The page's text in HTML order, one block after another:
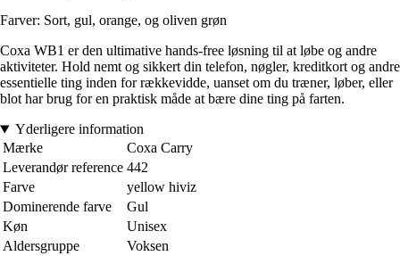
Farver: Sort, gul, orange, og oliven grøn
Coxa WB1 er den ultimative hands-free løsning til at løbe og andre
aktiviteter. Hold nemt og sikkert din telefon, nøgler, kreditkort og andre
essentielle ting inden for rækkevidde, uanset om du træner, løber, eller
blot har brug for en praktisk måde at bære dine ting på farten.
Yderligere information
Mærke
Coxa Carry
Leverandør reference 442
Farve
yellow hiviz
Dominerende farve
Gul
Køn
Unisex
Aldersgruppe
Voksen